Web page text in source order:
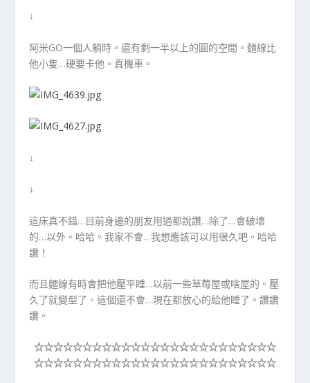
↓
阿米GO一個人躺時。還有剩一半以上的圓的空間。麵線比
他小隻…硬要卡他。真機車。
↓
↓
這床真不錯…目前身邊的朋友用過都說讚…除了…會破壞
的…以外。哈哈。我家不會…我想應該可以用很久吧。哈哈
讚！
而且麵線有時會把他壓平睡…以前一些草莓屋或啥屋的。壓
久了就變型了。這個還不會…現在都放心的給他睡了。讚讚
讚。
☆☆☆☆☆☆☆☆☆☆☆☆☆☆☆☆☆☆☆☆☆☆☆☆☆
☆☆☆☆☆☆☆☆☆☆☆☆☆☆☆☆☆☆☆☆☆☆☆☆☆